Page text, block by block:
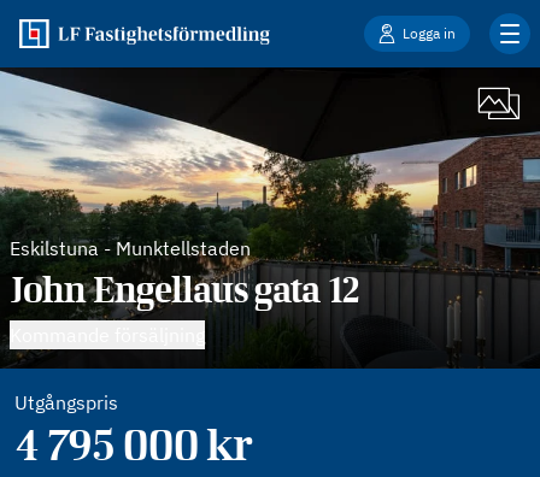
Logga in
Eskilstuna- Munktellstaden
John Engellaus gata 12
Utgångspris
4 795 000kr